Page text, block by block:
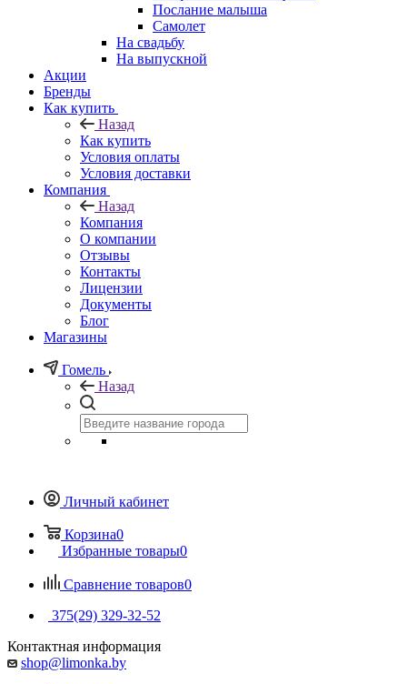
Послание малыша
Самолет
На свадьбу
На выпускной
Акции
Бренды
Как купить
Назад
Как купить
Условия оплаты
Условия доставки
Компания
Назад
Компания
О компании
Отзывы
Контакты
Лицензии
Документы
Блог
Магазины
Гомель
Назад
Личный кабинет
Корзина0
Избранные товары0
Сравнение товаров0
375(29) 329-32-52
Контактная информация
shop@limonka.by